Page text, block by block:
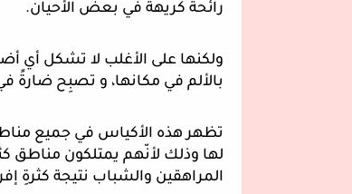
رائحة كريهة في بعض الأحيان.
بالألم في مكانها، و تصبِح ضارةً
المراهقين والشباب نتيجة كثرةِ